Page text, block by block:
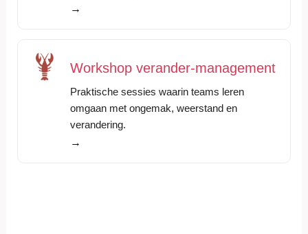
→
Workshop verander-management
Praktische sessies waarin teams leren
omgaan met ongemak, weerstand en
verandering.
→